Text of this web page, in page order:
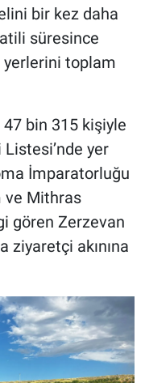
bir kez daha
süresince
yerlerini toplam
47 bin 315 kişiyle
Listesi’nde yer
İmparatorluğu
ve Mithras
gören Zerzevan
ziyaretçi akınına